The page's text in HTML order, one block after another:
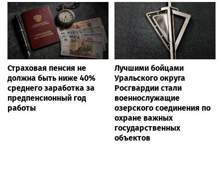
Страховая пенсия не
должна быть ниже 40%
среднего заработка за
предпенсионный год
работы
Лучшими бойцами
Уральского округа
Росгвардии стали
военнослужащие
озерского соединения по
охране важных
государственных
объектов